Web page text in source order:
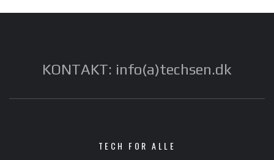
KONTAKT: info(a)techsen.dk
TECH FOR ALLE